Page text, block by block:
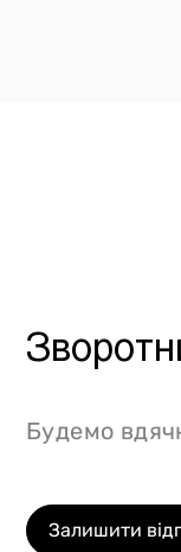
Будемо
Залишити